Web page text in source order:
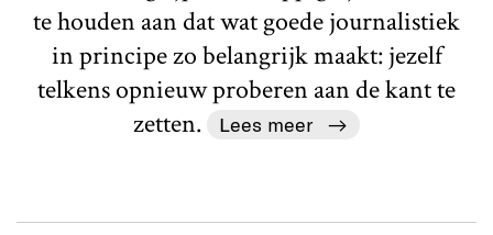
te houden aan dat wat goede journalistiek
in principe zo belangrijk maakt: jezelf
telkens opnieuw proberen aan de kant te
zetten.
Lees meer